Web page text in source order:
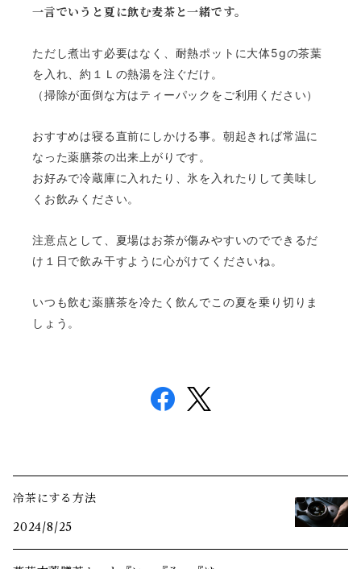
一言でいうと夏に飲む麦茶と一緒です。
ただし煮出す必要はなく、耐熱ポットに大体5gの茶葉
を入れ、約１Ｌの熱湯を注ぐだけ。
（掃除が面倒な方はティーパックをご利用ください）
おすすめは寝る直前にしかける事。朝起きれば常温に
なった薬膳茶の出来上がりです。
お好みで冷蔵庫に入れたり、氷を入れたりして美味し
くお飲みください。
注意点として、夏場はお茶が傷みやすいのでできるだ
け１日で飲み干すように心がけてくださいね。
いつも飲む薬膳茶を冷たく飲んでこの夏を乗り切りま
しょう。
冷茶にする方法
2024/8/25